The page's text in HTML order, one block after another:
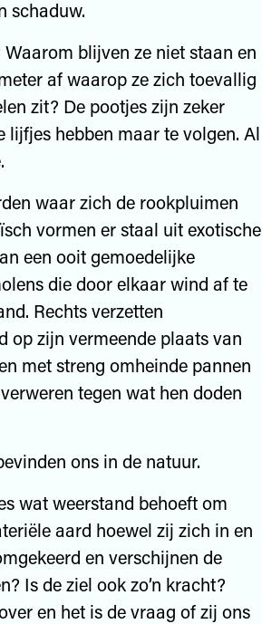
schaduw.
blijven ze niet staan en
af waarop ze zich toevallig
zit? De pootjes zijn zeker
lijfjes hebben maar te volgen. Al
waar zich de rookpluimen
vormen er staal uit exotische
een ooit gemoedelijke
die door elkaar wind af te
Rechts verzetten
op zijn vermeende plaats van
met streng omheinde pannen
tegen wat hen doden
ons in de natuur.
wat weerstand behoeft om
aard hoewel zij zich in en
en verschijnen de
Is de ziel ook zo’n kracht?
en het is de vraag of zij ons